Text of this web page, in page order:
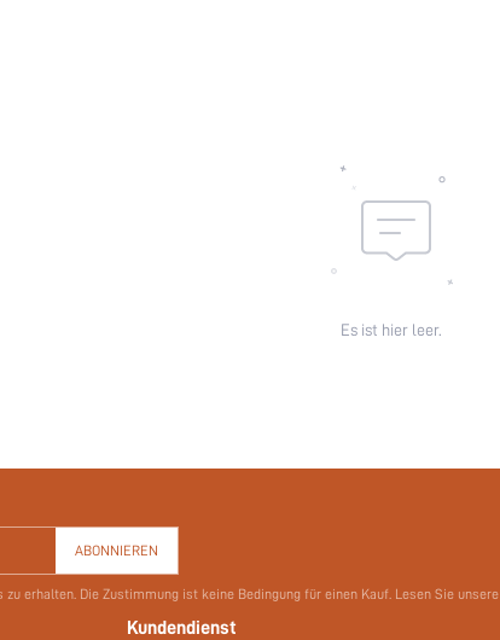
Es ist hier leer.
ABONNIEREN
erhalten. Die Zustimmung ist keine Bedingung für einen Kauf. Lesen Sie unsere
Kundendienst